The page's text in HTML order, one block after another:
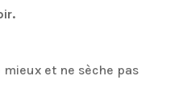
mieux et ne sèche pas